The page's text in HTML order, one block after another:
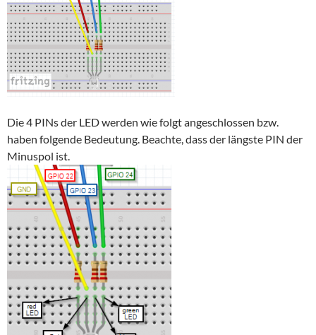
Die 4 PINs der LED werden wie folgt angeschlossen bzw.
haben folgende Bedeutung. Beachte, dass der längste PIN der
Minuspol ist.